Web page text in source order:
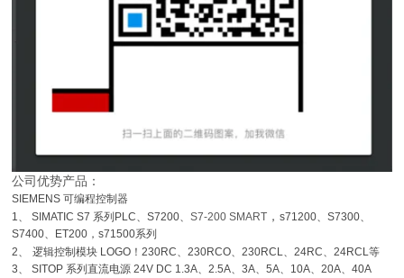
公司优势产品：
SIEMENS可编程控制器
1、 SIMATIC S7 系列 PLC、S7200、S7-200 SMART ，s71200、S7300、
S7400、
ET200，s71500系列
2、 逻辑控制模块 LOGO ！230RC、230RCO、230RCL、24RC、24RCL等
3、 SITOP 系列直流电源 24V DC 1.3A、2.5A、3A、5A、 10A、20A、40A